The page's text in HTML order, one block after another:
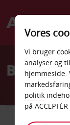
Welcome
AvisBilleje
Vores
Vi bruger
analyser og
hjemmeside.
politik
på